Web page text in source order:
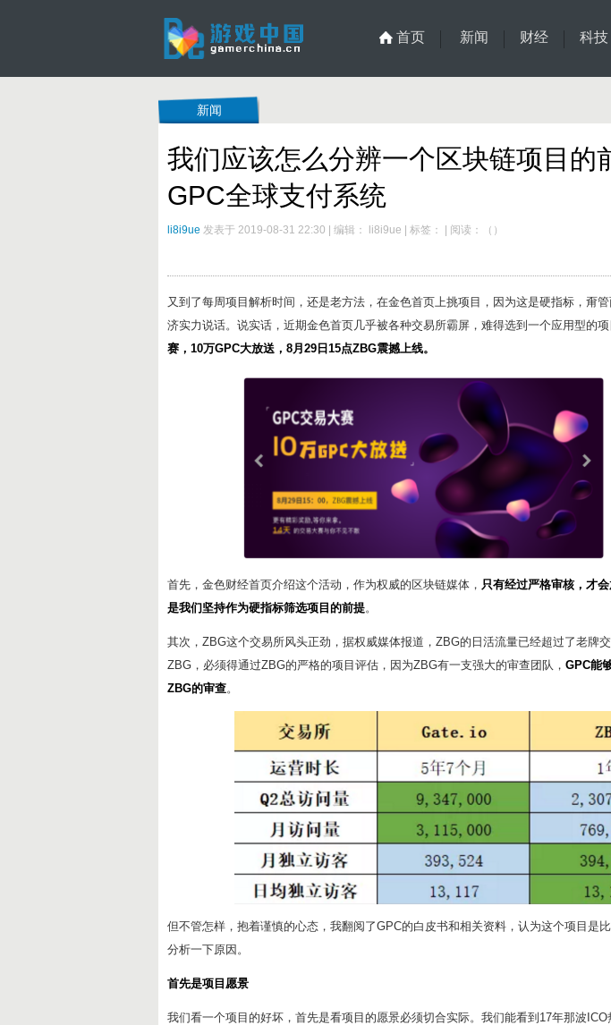
首页 新闻 财经 科技
新闻
我们应该怎么分辨一个区块链项目的
GPC全球支付系统
li8i9ue 发表于 2019-08-31 22:30 编辑： li8i9ue 标签： 阅读： （ ）
又到了每周项目解析时间，还是老方法，在金色首页上挑项目，因为这是硬指标，甭
济实力说话。说实话，近期金色首页几乎被各种交易所霸屏，难得选到一个应用型的项
赛，10万GPC大放送，8月29日15点ZBG震撼上线。
首先，金色财经首页介绍这个活动，作为权威的区块链媒体， 只有经过严格审核，才
是我们坚持作为硬指标筛选项目的前提。
其次，ZBG这个交易所风头正劲，据权威媒体报道，ZBG的日活流量已经超过了老牌
ZBG，必须得通过ZBG的严格的项目评估，因为ZBG有一支强大的审查团队， GPC能
ZBG的审查。
但不管怎样，抱着谨慎的心态，我翻阅了GPC的白皮书和相关资料，认为这个项目是
分析一下原因。
首先是项目愿景
我们看一个项目的好坏，首先是看项目的愿景必须切合实际。我们能看到17年那波